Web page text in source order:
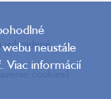
neustále
Viac informácií
vyhradené.
cookies|